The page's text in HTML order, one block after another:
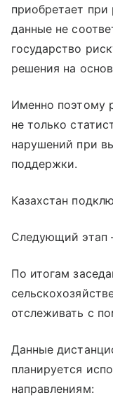
приобретает при
данные не
государство
решения на
Именно поэтому
не только
нарушений при
поддержки.
Казахстан
Следующий этап
По итогам
отслеживать с
Данные
планируется
направлениям: